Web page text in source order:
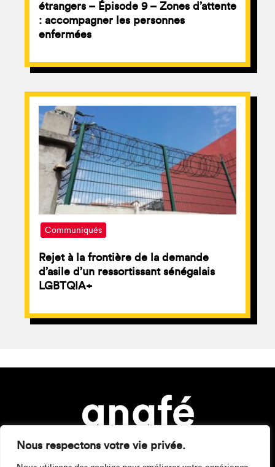
Nous respectons votre vie privée.
étrangers – Épisode 9 – Zones d’attente
: accompagner les personnes
enfermées
Communiqués
Rejet à la frontière de la demande
d’asile d’un ressortissant sénégalais
LGBTQIA+